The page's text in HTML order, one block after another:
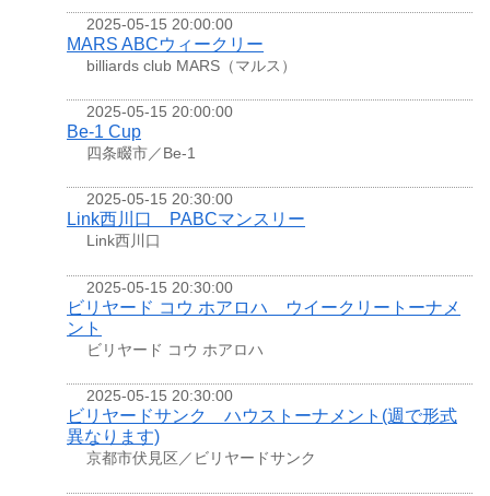
2025-05-15 20:00:00
MARS ABCウィークリー
billiards club MARS（マルス）
2025-05-15 20:00:00
Be-1 Cup
四条畷市／Be-1
2025-05-15 20:30:00
Link西川口 PABCマンスリー
Link西川口
2025-05-15 20:30:00
ビリヤード コウ ホアロハ ウイークリートーナメ
ント
ビリヤード コウ ホアロハ
2025-05-15 20:30:00
ビリヤードサンク ハウストーナメント(週で形式
異なります)
京都市伏見区／ビリヤードサンク